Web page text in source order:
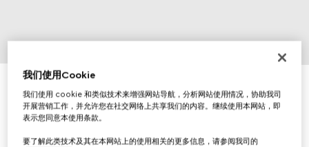
饰水晶互扣式双G发夹
£435
我们使用Cookie
我们使用 cookie 和类似技术来增强网站导航，分析网站使用情况，协助我司
开展营销工作，并允许您在社交网络上共享我们的内容。继续使用本网站，即
表示您同意本使用条款。
要了解此类技术及其在本网站上的使用相关的更多信息，请参阅我司的